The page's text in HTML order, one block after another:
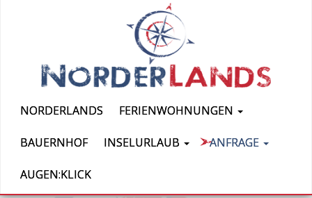
NORDERLANDS FERIENWOHNUNGEN
BAUERNHOF INSELURLAUB ANFRAGE
AUGEN:KLICK